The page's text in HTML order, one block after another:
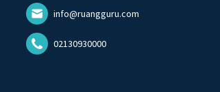
info@ruangguru.com
02130930000